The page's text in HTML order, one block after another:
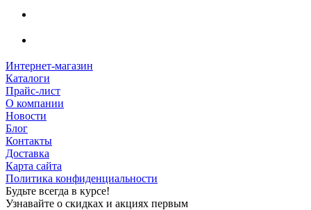
Интернет-магазин
Каталоги
Прайс-лист
О компании
Новости
Блог
Контакты
Доставка
Карта сайта
Политика конфиденциальности
Будьте всегда в курсе!
Узнавайте о скидках и акциях первым